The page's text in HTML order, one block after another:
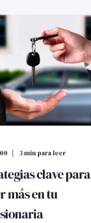
3min para leer
clave para
más en tu